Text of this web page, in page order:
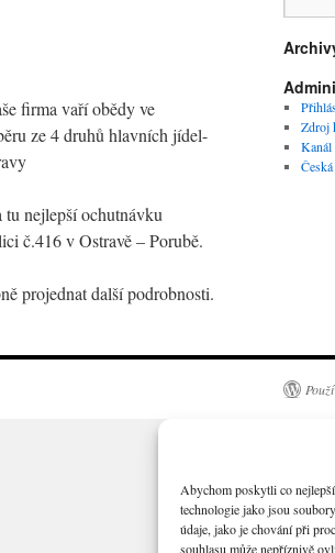
Abychom poskytli co
technologie jako jsou
údaje, jako je chování při
souhlasu může nepříznivě
firma vaří obědy ve
ze 4 druhů hlavních jídel-
nejlepší ochutnávku
č.416 v Ostravě – Porubě.
projednat další podrobnosti.
Zdroj
Kanál